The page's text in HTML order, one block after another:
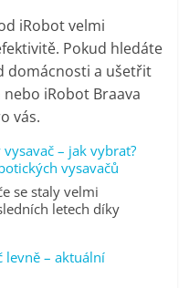
iRobot velmi
Pokud hledáte
domácnosti a ušetřit
iRobot Braava
vás.
– jak vybrat?
vysavačů
se staly velmi
letech díky
levně – aktuální